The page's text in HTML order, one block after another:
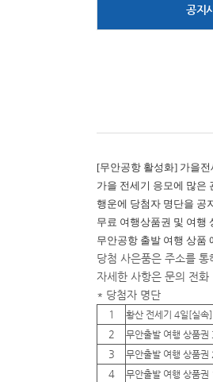
공지
[무안공항 활성화] 가을
가을 전세기 응모에 많은
행운에 당첨자 명단을 공
무료 여행상품권 및 여행
무안공항 출발 여행 상품
당첨 사은품은 주소를 통
자세한 사항은 문의 전
* 당첨자 명단
1 황산 전세기 4일[실속
2
무안출발 여행 상품권
3
무안출발 여행 상품권
4
무안출발 여행 상품권